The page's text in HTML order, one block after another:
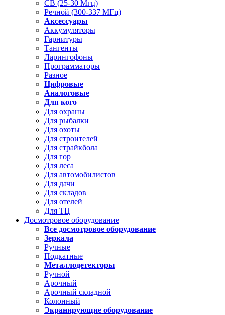
CB (25-30 Мгц)
Речной (300-337 МГц)
Аксессуары
Аккумуляторы
Гарнитуры
Тангенты
Ларингофоны
Программаторы
Разное
Цифровые
Аналоговые
Для кого
Для охраны
Для рыбалки
Для охоты
Для строителей
Для страйкбола
Для гор
Для леса
Для автомобилистов
Для дачи
Для складов
Для отелей
Для ТЦ
Досмотровое оборудование
Все досмотровое оборудование
Зеркала
Ручные
Подкатные
Металлодетекторы
Ручной
Арочный
Арочный складной
Колонный
Экранирующие оборудование